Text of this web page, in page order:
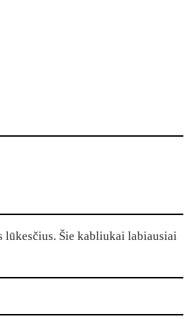
lūkesčius. Šie kabliukai labiausiai